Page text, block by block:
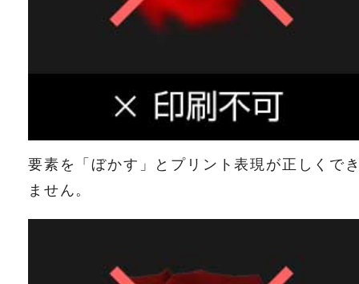
要素を「ぼかす」とプリント表現が正しくで
ません。